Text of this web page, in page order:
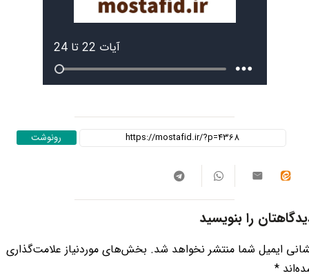
رونوشت
را بنویسید
ایمیل شما منتشر نخواهد شد. بخش‌های موردنیاز علامت‌گذاری
*